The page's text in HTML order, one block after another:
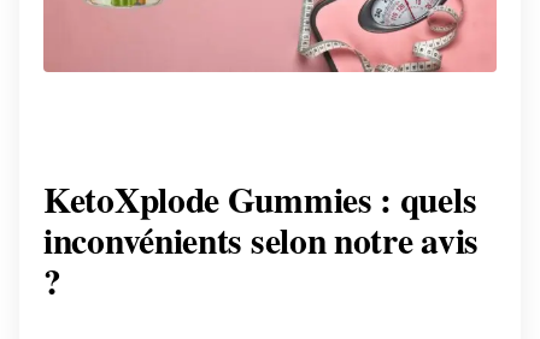
KetoXplode Gummies : quels
inconvénients selon notre avis
?